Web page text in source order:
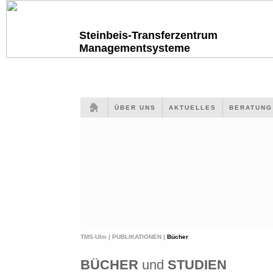
Steinbeis-Transferzentrum
Managementsysteme
ÜBER UNS AKTUELLES
TMS-Ulm | PUBLIKATIONEN | Bücher
BÜCHER und STUDIEN